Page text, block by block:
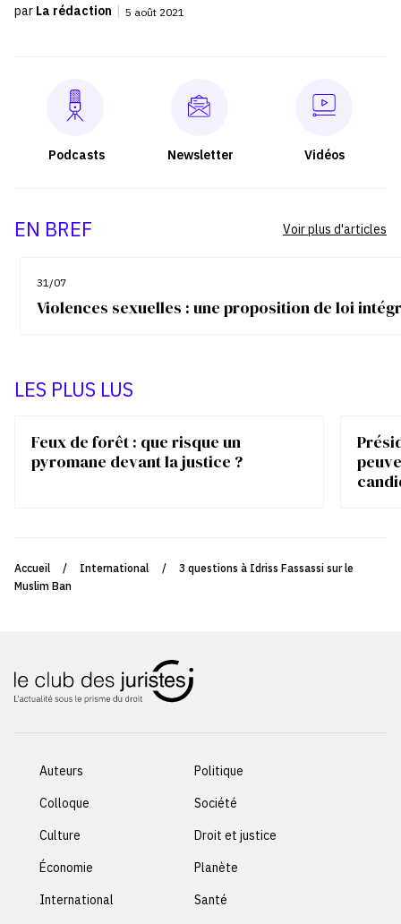
par La rédaction | 5 août 2021
Podcasts Newsletter Vidéos
EN BREF
31/07
Violences sexuelles : une proposition de loi
Voir plus d'articles
LES PLUS LUS
Feux de forêt : que risque un
pyromane devant la justice ?
Accueil / International /
3 questions à Idriss Fassassi sur le
Muslim Ban
Auteurs
Colloque
Culture
Économie
International
Politique
Société
Droit et justice
Planète
Santé